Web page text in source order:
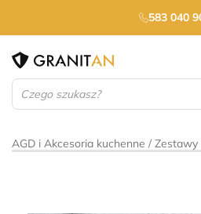
583 040
Wyszukiwarka
produktów
AGD i Akcesoria kuchenne